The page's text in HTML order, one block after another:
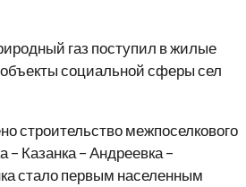
газ поступил в жилые
социальной сферы сел
строительство межпоселкового
– Казанка – Андреевка –
стало первым населенным